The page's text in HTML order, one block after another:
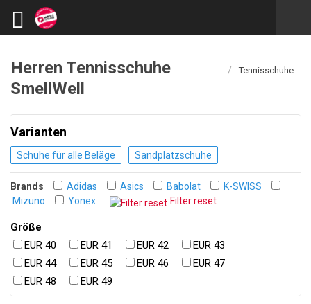
Herren Tennisschuhe
SmellWell
/ Tennisschuhe
Varianten
Schuhe für alle Beläge Sandplatzschuhe
Brands Adidas Asics Babolat
K-SWISS
Mizuno
Yonex Filter reset
Größe
EUR 40
EUR 41 EUR 42
EUR 43
EUR 44
EUR 45 EUR 46
EUR 47
EUR 48
EUR 49